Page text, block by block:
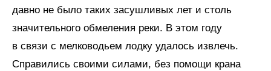
давно не было таких засушливых лет и столь
значительного обмеления реки. В этом году
в связи с мелководьем лодку удалось извлечь.
Справились своими силами, без помощи крана